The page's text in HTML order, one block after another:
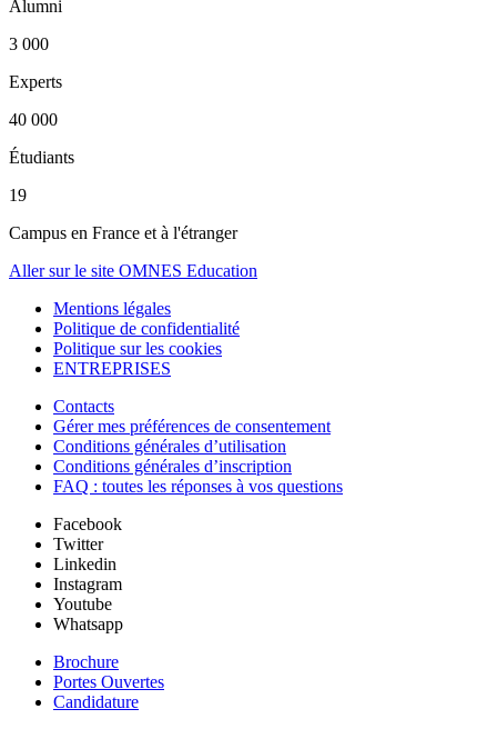
Alumni
3 000
Experts
40 000
Étudiants
19
Campus en France et à l'étranger
Aller sur le site OMNES Education
Mentions légales
Politique de confidentialité
Politique sur les cookies
ENTREPRISES
Contacts
Gérer mes préférences de consentement
Conditions générales d’utilisation
Conditions générales d’inscription
FAQ : toutes les réponses à vos questions
Facebook
Twitter
Linkedin
Instagram
Youtube
Whatsapp
Brochure
Portes Ouvertes
Candidature